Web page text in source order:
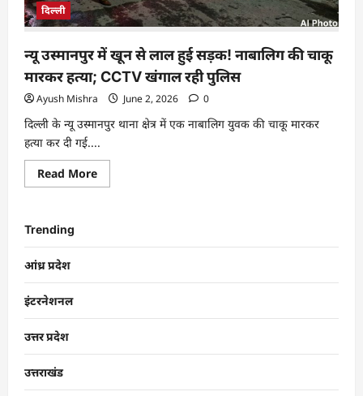
दिल्ली
न्यू उस्मानपुर में खून से लाल हुई सड़क! नाबालिग की चाकू
मारकर हत्या; CCTV खंगाल रही पुलिस
Ayush Mishra June 2, 2026 0
दिल्ली के न्यू उस्मानपुर थाना क्षेत्र में एक नाबालिग युवक की चाकू मारकर
हत्या कर दी गई....
Read More
Trending
आंध्र प्रदेश
इंटरनेशनल
उत्तर प्रदेश
उत्तराखंड